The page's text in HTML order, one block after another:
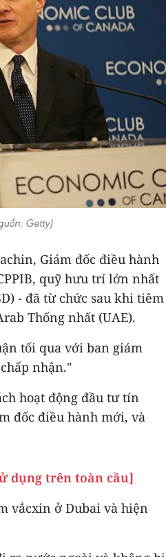
Getty)
Giám đốc điều hành
quỹ hưu trí lớn nhất
- đã từ chức sau khi tiêm
Thống nhất (UAE).
tối qua với ban giám
nhận."
hoạt động đầu tư tín
đốc điều hành mới, và
dụng trên toàn cầu]
vắcxin ở Dubai và hiện